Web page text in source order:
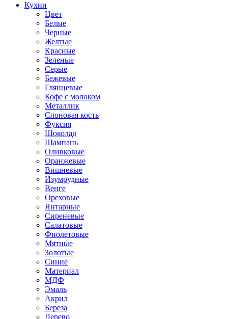
Кухни
Цвет
Белые
Черные
Желтые
Красные
Зеленые
Серые
Бежевые
Глянцевые
Кофе с молоком
Металлик
Слоновая кость
Фуксия
Шоколад
Шампань
Оливковые
Оранжевые
Вишневые
Изумрудные
Венге
Ореховые
Янтарные
Сиреневые
Салатовые
Фиолетовые
Мятные
Золотые
Синие
Материал
МДФ
Эмаль
Акрил
Береза
Дерево